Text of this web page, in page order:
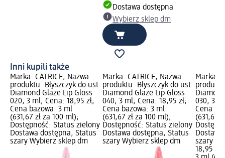
Dostawa dostępna
Wybierz sklep dm
Inni kupili także
Marka: CATRICE; Nazwa
produktu: Błyszczyk do ust
Diamond Glaze Lip Gloss
020, 3 ml; Cena: 18,95 zł;
Cena bazowa: 3 ml
(631,67 zł za 100 ml);
Dostępność: Status zielony
Dostawa dostępna, Status
szary Wybierz sklep dm
Marka: CATRICE; Nazwa
produktu: Błyszczyk do ust
Diamond Glaze Lip Gloss
040, 3 ml; Cena: 18,95 zł;
Cena bazowa: 3 ml
(631,67 zł za 100 ml);
Dostępność: Status zielony
Dostawa dostępna, Status
szary Wybierz sklep dm
Marka:
030, 3
Cena
(631,67
szary
18,95 zł